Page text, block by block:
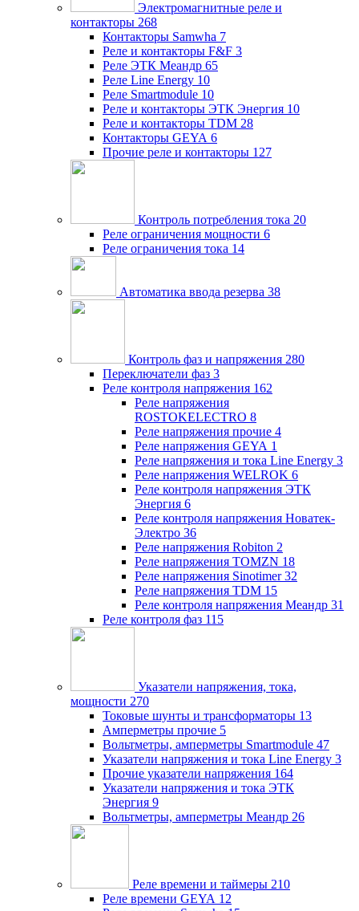
Электромагнитные реле и
контакторы 268
Контакторы Samwha 7
Реле и контакторы F&F 3
Реле ЭТК Меандр 65
Реле Line Energy 10
Реле Smartmodule 10
Реле и контакторы ЭТК Энергия 10
Реле и контакторы TDM 28
Контакторы GEYA 6
Прочие реле и контакторы 127
Контроль потребления тока 20
Реле ограничения мощности 6
Реле ограничения тока 14
Автоматика ввода резерва 38
Контроль фаз и напряжения 280
Переключатели фаз 3
Реле контроля напряжения 162
Реле напряжения
ROSTOKELECTRO 8
Реле напряжения прочие 4
Реле напряжения GEYA 1
Реле напряжения и тока Line Energy 3
Реле напряжения WELROK 6
Реле контроля напряжения ЭТК
Энергия 6
Реле контроля напряжения Новатек-
Электро 36
Реле напряжения Robiton 2
Реле напряжения TOMZN 18
Реле напряжения Sinotimer 32
Реле напряжения TDM 15
Реле контроля напряжения Меандр 31
Реле контроля фаз 115
Указатели напряжения, тока,
мощности 270
Токовые шунты и трансформаторы 13
Амперметры прочие 5
Вольтметры, амперметры Smartmodule 47
Указатели напряжения и тока Line Energy 3
Прочие указатели напряжения 164
Указатели напряжения и тока ЭТК
Энергия 9
Вольтметры, амперметры Меандр 26
Реле времени и таймеры 210
Реле времени GEYA 12